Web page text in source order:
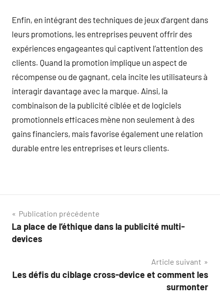
Enfin, en intégrant des techniques de jeux d’argent dans
leurs promotions, les entreprises peuvent offrir des
expériences engageantes qui captivent l’attention des
clients. Quand la promotion implique un aspect de
récompense ou de gagnant, cela incite les utilisateurs à
interagir davantage avec la marque. Ainsi, la
combinaison de la publicité ciblée et de logiciels
promotionnels efficaces mène non seulement à des
gains financiers, mais favorise également une relation
durable entre les entreprises et leurs clients.
Navigation
de
Publication précédente
La place de l’éthique dans la publicité multi-
devices
Article suivant
Les défis du ciblage cross-device et comment les
surmonter